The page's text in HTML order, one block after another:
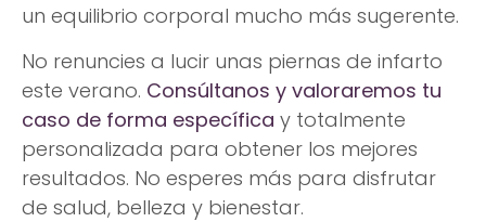
un equilibrio corporal mucho más sugerente.
No renuncies a lucir unas piernas de infarto
este verano. Consúltanos y valoraremos tu
caso de forma específica y totalmente
personalizada para obtener los mejores
resultados. No esperes más para disfrutar
de salud, belleza y bienestar.